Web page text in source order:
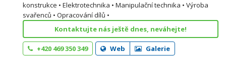
konstrukce • Elektrotechnika • Manipulační technika • Výroba
svařenců • Opracování dílů •
Kontaktujte nás ještě dnes, neváhejte!
+420 469 350 349 Web Galerie